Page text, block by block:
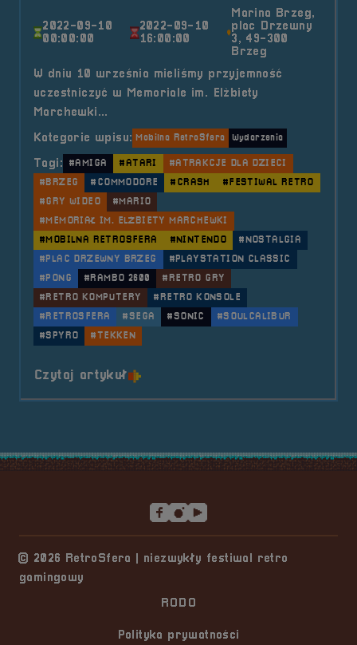
2022-09-10
00:00:00
2022-09-10
16:00:00
Marina Brzeg,
plac Drzewny
3, 49-300
Brzeg
W dniu 10 września mieliśmy przyjemność
uczestniczyć w Memoriale im. Elżbiety
Marchewki...
Kategorie wpisu: Mobilna RetroSfera Wydarzenia
Tagi: #AMIGA #ATARI
#ATRAKCJE DLA DZIECI
#BRZEG
#COMMODORE #CRASH
#FESTIWAL RETRO
#GRY WIDEO
#MARIO
#MEMORIAŁ IM. ELŻBIETY MARCHEWKI
#MOBILNA RETROSFERA
#NINTENDO
#NOSTALGIA
#PLAC DRZEWNY BRZEG
#PLAYSTATION CLASSIC
#PONG
#RAMBO 2600
#RETRO GRY
#RETRO KOMPUTERY
#RETRO KONSOLE
#RETROSFERA
#SEGA #SONIC
#SOULCALIBUR
#SPYRO
#TEKKEN
Czytaj artykuło tytule 2022.09.10 Mobilna
© 2026 RetroSfera | niezwykły festiwal retro
gamingowy
RODO
Polityka prywatności